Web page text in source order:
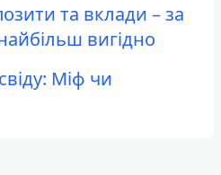
та вклади – за
вигідно
Міф чи